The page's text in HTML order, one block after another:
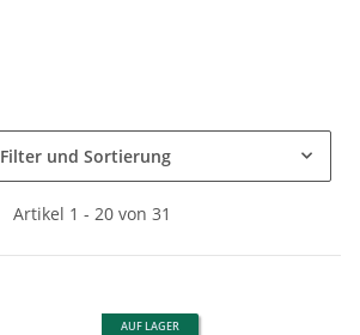
Filter und Sortierung
Artikel 1 - 20 von 31
AUF LAGER